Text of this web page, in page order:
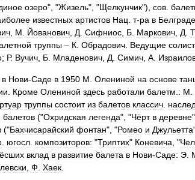
озеро", "Жизель", "Щелкунчик"), сов
известных артистов Нац т-ра в Белграде
М Йованович Д Сифниос Б Маркович Д
труппы – К Обрадович Ведущие
; Р. Вучич Б Младенович Д Симич А
в Нови-Саде в 1950 М Олениной на основе
Кроме Олениной здесь работали балетм : М
труппы состоит из балетов классич
балетов ("Охридская легенда", "Чёрт в деревне",
("Бахчисарайский фонтан", "Ромео и Джульетта
югосл композиторов: "Триптих" Коневича , "
вклад в развитие балета в Нови-Саде: Э
Ф Хаек